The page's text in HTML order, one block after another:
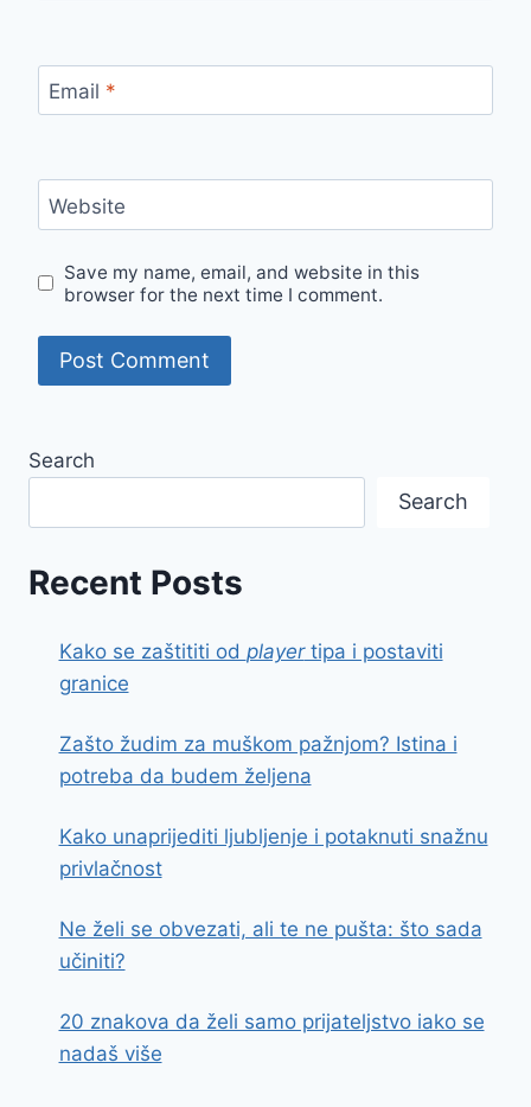
Email *
Website
Save my name, email, and website in this
browser for the next time I comment.
Search
Search
Recent Posts
Kako se zaštititi od playertipa i postaviti
granice
Zašto žudim za muškom pažnjom? Istina i
potreba da budem željena
Kako unaprijediti ljubljenje i potaknuti snažnu
privlačnost
Ne želi se obvezati, ali te ne pušta: što sada
učiniti?
20 znakova da želi samo prijateljstvo iako se
nadaš više